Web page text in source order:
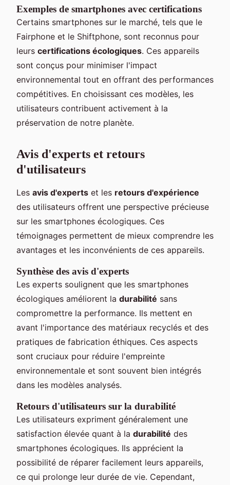
Exemples de smartphones avec certifications
Certains smartphones sur le marché, tels que le
Fairphone et le Shiftphone, sont reconnus pour
leurs certifications écologiques. Ces appareils
sont conçus pour minimiser l'impact
environnemental tout en offrant des performances
compétitives. En choisissant ces modèles, les
utilisateurs contribuent activement à la
préservation de notre planète.
Avis d'experts et retours
d'utilisateurs
Les avis d'experts et les retours d'expérience
des utilisateurs offrent une perspective précieuse
sur les smartphones écologiques. Ces
témoignages permettent de mieux comprendre les
avantages et les inconvénients de ces appareils.
Synthèse des avis d'experts
Les experts soulignent que les smartphones
écologiques améliorent la durabilité sans
compromettre la performance. Ils mettent en
avant l'importance des matériaux recyclés et des
pratiques de fabrication éthiques. Ces aspects
sont cruciaux pour réduire l'empreinte
environnementale et sont souvent bien intégrés
dans les modèles analysés.
Retours d'utilisateurs sur la durabilité
Les utilisateurs expriment généralement une
satisfaction élevée quant à la durabilité des
smartphones écologiques. Ils apprécient la
possibilité de réparer facilement leurs appareils,
ce qui prolonge leur durée de vie. Cependant,